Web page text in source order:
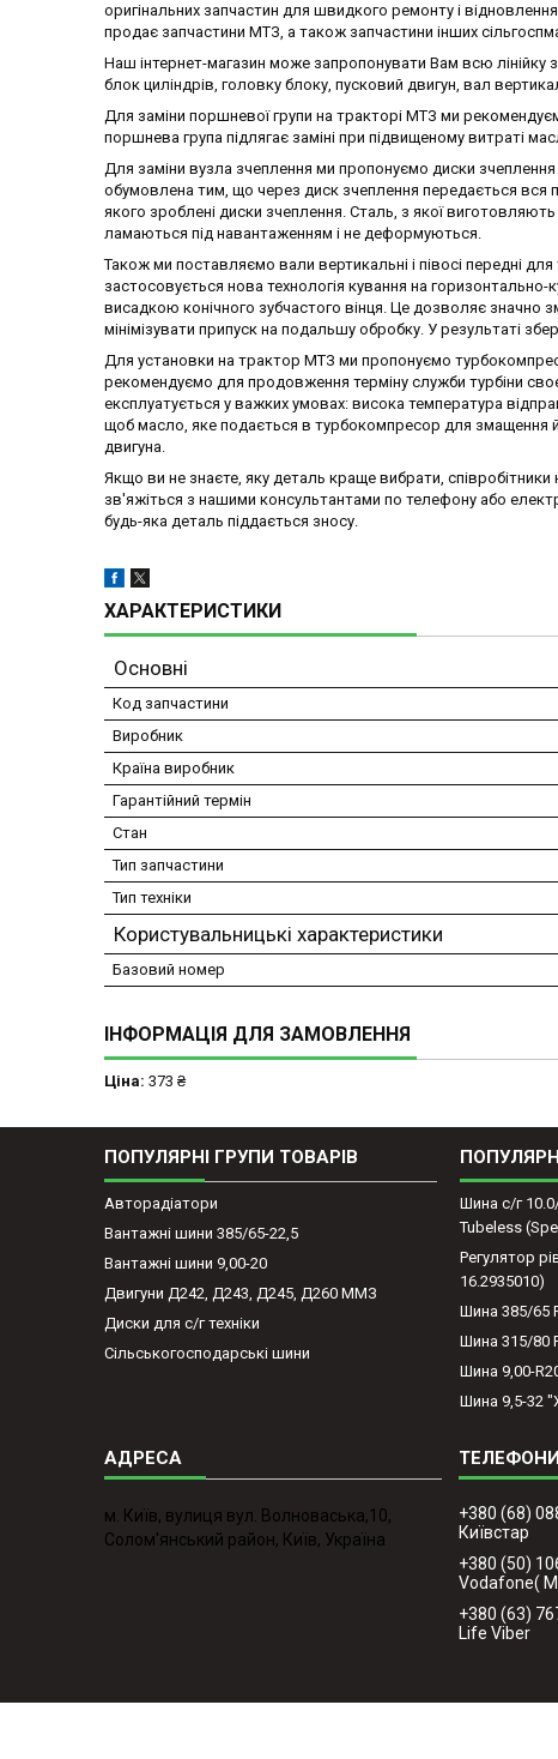
оригінальних запчастин для швидкого ремонту і
продає запчастини МТЗ, а також запчастини інших
Наш інтернет-магазин може запропонувати Вам всю лінійку
блок циліндрів, головку блоку, пусковий двигун, вал
Для заміни поршневої групи на тракторі МТЗ ми
поршнева група підлягає заміні при підвищеному витраті
Для заміни вузла зчеплення ми пропонуємо диски
обумовлена тим, що через диск зчеплення передається вся
якого зроблені диски зчеплення. Сталь, з якої
ламаються під навантаженням і не деформуються.
Також ми поставляємо вали вертикальні і півосі передні
застосовується нова технологія кування на
висадкою конічного зубчастого вінця. Це дозволяє значно
мінімізувати припуск на подальшу обробку. У результаті
Для установки на трактор МТЗ ми пропонуємо
рекомендуємо для продовження терміну служби турбіни
експлуатується у важких умовах: висока температура
щоб масло, яке подається в турбокомпресор для змащення
двигуна.
Якщо ви не знаєте, яку деталь краще вибрати,
зв'яжіться з нашими консультантами по телефону або
будь-яка деталь піддається зносу.
ХАРАКТЕРИСТИКИ
Основні
Код запчастини
Виробник
Країна виробник
Гарантійний термін
Стан
Тип запчастини
Тип техніки
Користувальницькі характеристики
Базовий номер
ІНФОРМАЦІЯ ДЛЯ ЗАМОВЛЕННЯ
Ціна: 373 ₴
ПОПУЛЯРНІ ГРУПИ ТОВАРІВ
Авторадіатори
Вантажні шини 385/65-22,5
Вантажні шини 9,00-20
Двигуни Д242, Д243, Д245, Д260 ММЗ
Диски для с/г техніки
Сільськогосподарські шини
Шина с/г
Tubeless
Регулятор
16.2935010)
Шина 385/65
Шина 315/80
Шина 9,00-
Шина 9,5-32
м. Київ, вулиця вул. Волноваська,10,
Солом'янський район, Київ, Україна
+380 (68)
Київстар
+380 (50)
Vodafone(
+380 (63)
Life Viber